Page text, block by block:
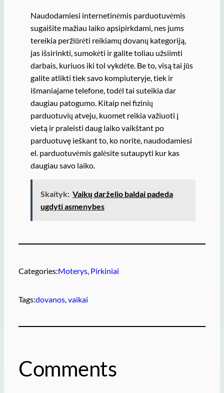
Naudodamiesi internetinėmis parduotuvėmis
sugaišite mažiau laiko apsipirkdami, nes jums
tereikia peržiūrėti reikiamų dovanų kategoriją,
jas išsirinkti, sumokėti ir galite toliau užsiimti
darbais, kuriuos iki tol vykdėte. Be to, visą tai jūs
galite atlikti tiek savo kompiuteryje, tiek ir
išmaniajame telefone, todėl tai suteikia dar
daugiau patogumo. Kitaip nei fizinių
parduotuvių atveju, kuomet reikia važiuoti į
vietą ir praleisti daug laiko vaikštant po
parduotuvę ieškant to, ko norite, naudodamiesi
el. parduotuvėmis galėsite sutaupyti kur kas
daugiau savo laiko.
Skaityk: Vaikų darželio baldai padeda
ugdyti asmenybes
Categories:Moterys, Pirkiniai
Tags:dovanos, vaikai
Comments